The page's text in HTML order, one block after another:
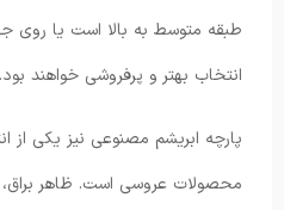
طبقه متوسط به بالا است یا روی
انتخاب بهتر و پرفروشی خواهند بود.
پارچه ابریشم مصنوعی نیز یکی از
محصولات عروسی است. ظاهر